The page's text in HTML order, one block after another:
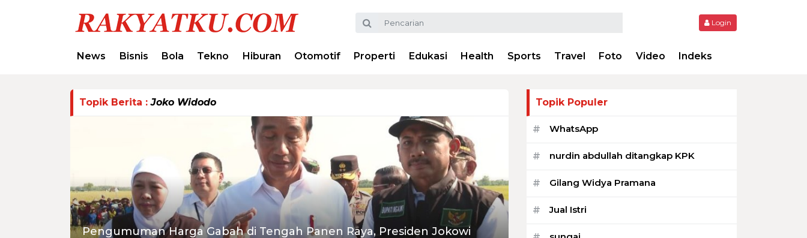
Login
News Bisnis Bola Tekno Hiburan Otomotif Properti Edukasi Health Sports Travel Foto Video Indeks
Topik Berita :Joko Widodo
Pengumuman Harga Gabah di Tengah Panen Raya, Presiden Jokowi
Topik Populer
# WhatsApp
# nurdin abdullah ditangkap KPK
# Gilang Widya Pramana
# Jual Istri